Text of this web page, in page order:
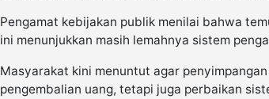
Pengamat kebijakan publik menilai bahwa
ini menunjukkan masih lemahnya sistem
Masyarakat kini menuntut agar
pengembalian uang, tetapi juga perbaikan